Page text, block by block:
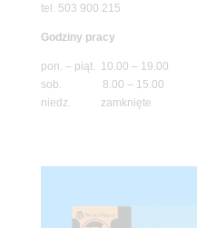
tel. 503 900 215
Godziny pracy
pon. – piąt. 10.00 – 19.00
sob. 8.00 – 15.00
niedz. zamknięte